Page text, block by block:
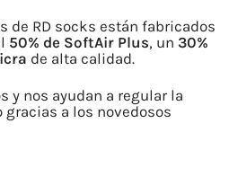
de RD socks están fabricados
50% de SoftAir Plus, un 30%
de alta calidad.
y nos ayudan a regular la
a los novedosos